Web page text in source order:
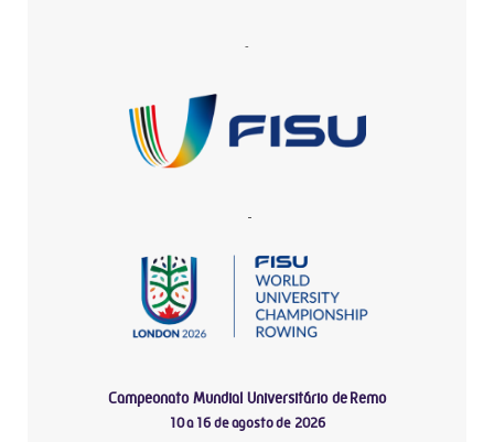
-
-
Campeonato Mundial Universitário de Remo
10 a 16 de agosto de 2026